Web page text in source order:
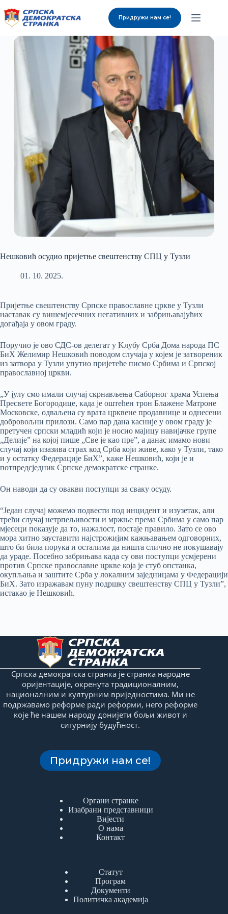
Органи странке
Изабрани представници
Придружи нам се!
Нешковић осудио пријетње свештенству СПЦ у Тузли
01. 10. 2025.
Пријетње свештенству Српске православне цркве у Тузли
наставак су вишемјесечних негативних и забрињавајућих
догађаја у овом граду.
Поручио је ово СДС-ов делегат у Kлубу Срба Дома народа ПС
БиХ Желимир Нешковић поводом случаја у којем је затвореник
из затвора у Тузли упутио пријетеће писмо Србима и Српској
православној цркви.
„У јулу смо имали случај скрнављења Саборног храма Успења
Пресвете Богородице, када је оштећен трон Блажене Матроне
Московске, одваљена су врата црквене продавнице и однесени
добровољни прилози. Само пар дана касније у овом граду је
претучен српски младић који је носио мајицу навијачке групе
„Делије” на којој пише „Све је као пре”, а данас имамо нови
случај који изазива страх код Срба који живе, како у Тузли, тако
и у остатку Федерације БиХ”, каже Нешковић, који је и
потпредсједник Српске демократске странке.
Он наводи да су овакви поступци за сваку осуду.
“Један случај можемо подвести под инцидент и изузетак, али
трећи случај нетрпељивости и мржње према Србима у само пар
мјесеци показује да то, нажалост, постаје правило. Зато се ово
мора хитно зауставити најстрожијим кажњавањем одговорних,
што би била порука и осталима да ништа слично не покушавају
да ураде. Посебно забрињава када су ови поступци усмјерени
против Српске православне цркве која је стуб опстанка,
окупљања и заштите Срба у локалним заједницама у Федерацији
БиХ. Зато изражавам пуну подршку свештенству СПЦ у Тузли”,
истакао је Нешковић.
Српска демократска странка је странка народне
оријентације, окренута традиционалним,
националним и културним вриједностима. Ми не
подржавамо реформе ради реформи, него реформе
које ће нашем народу донијети бољи живот и
сигурнију будућност.
Придружи нам се!
Органи странке
Изабрани представници
Вијести
О нама
Контакт
Статут
Програм
Документи
Политичка академија